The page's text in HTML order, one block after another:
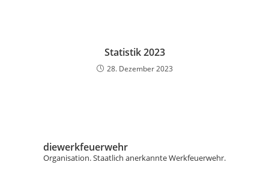
Statistik 2023
28. Dezember 2023
diewerkfeuerwehr
Organisation.Staatlich anerkannte Werkfeuerwehr.